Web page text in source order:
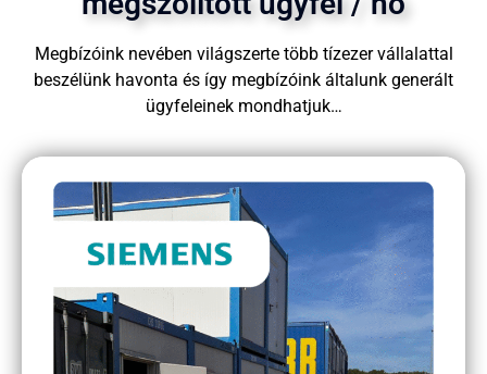
Megbízóink nevében világszerte több tízezer vállalattal
beszélünk havonta és így megbízóink általunk generált
ügyfeleinek mondhatjuk…